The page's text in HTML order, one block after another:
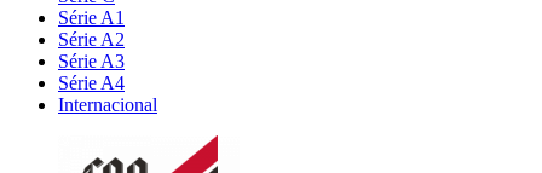
Série A1
Série A2
Série A3
Série A4
Internacional